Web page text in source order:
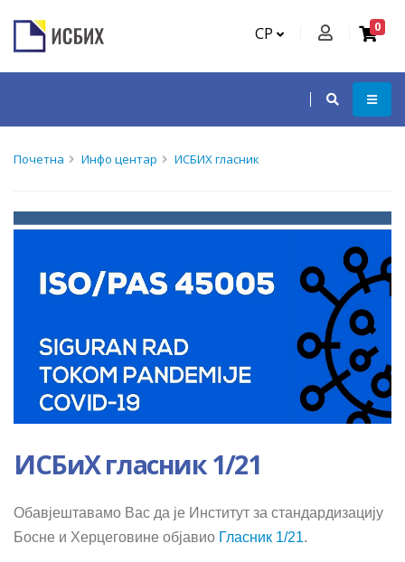
СР 0
Почетна Инфо центар ИСБИХ гласник
ИСБиХ гласник 1/21
Обавјештавамо Вас да је Институт за стандардизацију
Босне и Херцеговине објавио Гласник 1/21.